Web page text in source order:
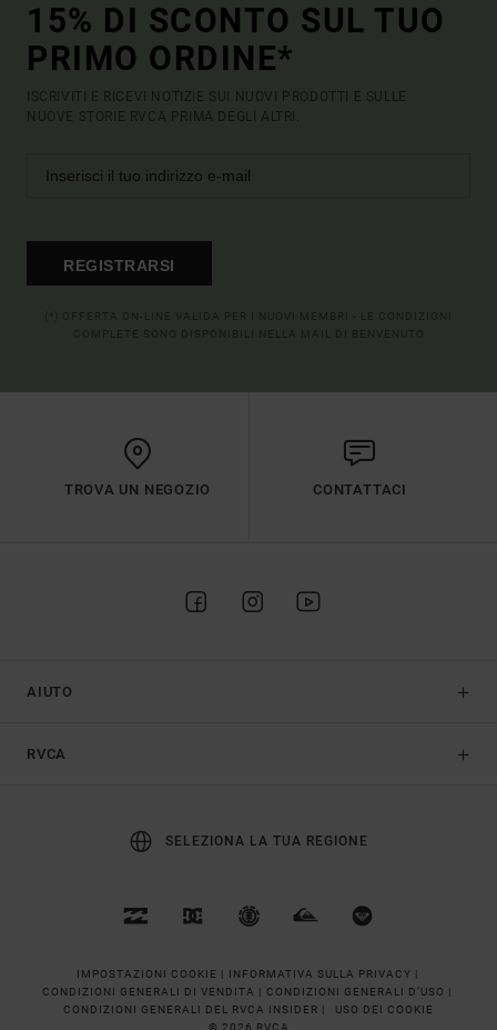
15% DI SCONTO SUL TUO
PRIMO ORDINE*
ISCRIVITI E RICEVI NOTIZIE SUI NUOVI PRODOTTI E SULLE
NUOVE STORIE RVCA PRIMA DEGLI ALTRI.
REGISTRARSI
TROVA UN NEGOZIO CONTATTACI
AIUTO
RVCA
SELEZIONA LA TUA REGIONE
IMPOSTAZIONI COOKIE | INFORMATIVA SULLA PRIVACY |
CONDIZIONI GENERALI DI VENDITA | CONDIZIONI GENERALI D’USO |
CONDIZIONI GENERALI DEL RVCA INSIDER |
USO DEI COOKIE
© 2026 RVCA